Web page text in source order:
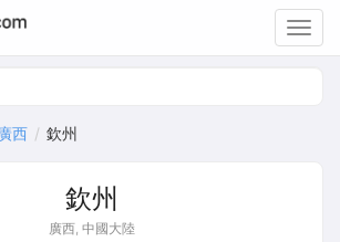
廣西 欽州
欽州
廣西, 中國大陸